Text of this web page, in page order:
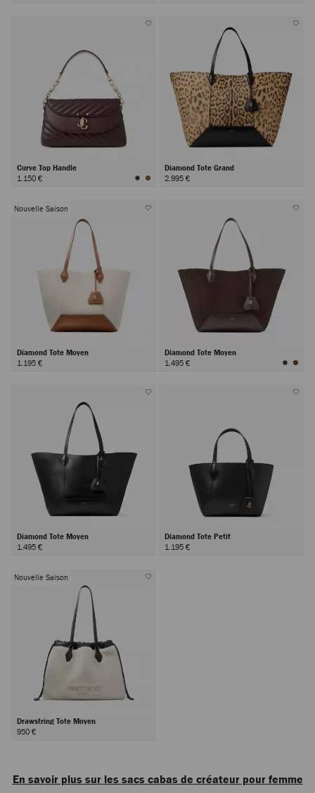
Curve Top Handle
1.150 €
Diamond Tote Grand
2.995 €
Nouvelle Saison
Diamond Tote Moyen
1.195 €
Diamond Tote Moyen
1.495 €
Diamond Tote Moyen
1.495 €
Diamond Tote Petit
1.195 €
Nouvelle Saison
Drawstring Tote Moyen
950 €
En savoir plus sur les sacs cabas de créateur pour femme